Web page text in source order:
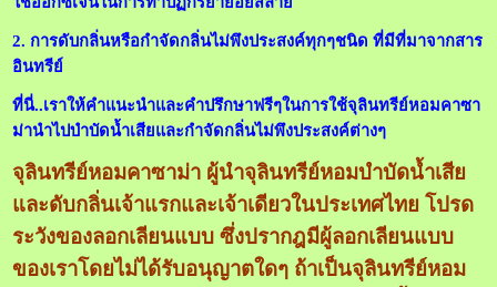
2. การดับกลิ่นหรือกำจัดกลิ่นไม่พึงประสงค์ทุกๆชนิด ที่มีที่มาจากสาร
อินทรีย์
ที่นี่..เราให้คำแนะนำและคำปรึกษาฟรีๆในการใช้จุลินทรีย์หอมคาซา
ม่านำไปบำบัดน้ำเสียและกำจัดกลิ่นไม่พึงประสงค์ต่างๆ
จุลินทรีย์หอมคาซาม่า ผู้นำจุลินทรีย์หอมบำบัดน้ำเสีย
และดับกลิ่นเจ้าแรกและเจ้าเดียวในประเทศไทย โปรด
ระวังของลอกเลียนแบบ ซึ่งปรากฎมีผู้ลอกเลียนแบบ
ของเราโดยไม่ได้รับอนุญาตใดๆ ถ้าเป็นจุลินทรีย์หอม